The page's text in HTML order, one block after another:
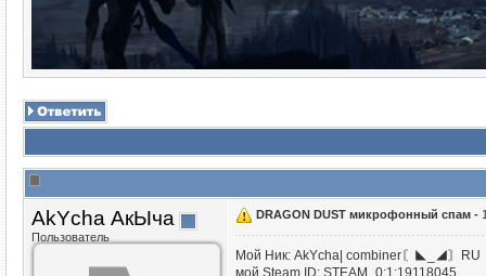
AkYcha АкЫча
Пользователь
DRAGON DUST микрофонный спам -
Мой Ник: AkYcha| combiner〘◣_◢〙RU
мой Steam ID: STEAM_0:1:19118045